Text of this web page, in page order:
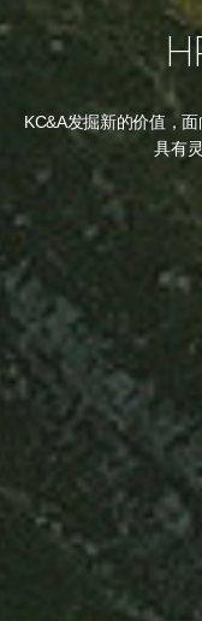
KC&A发掘新的价值，
具有